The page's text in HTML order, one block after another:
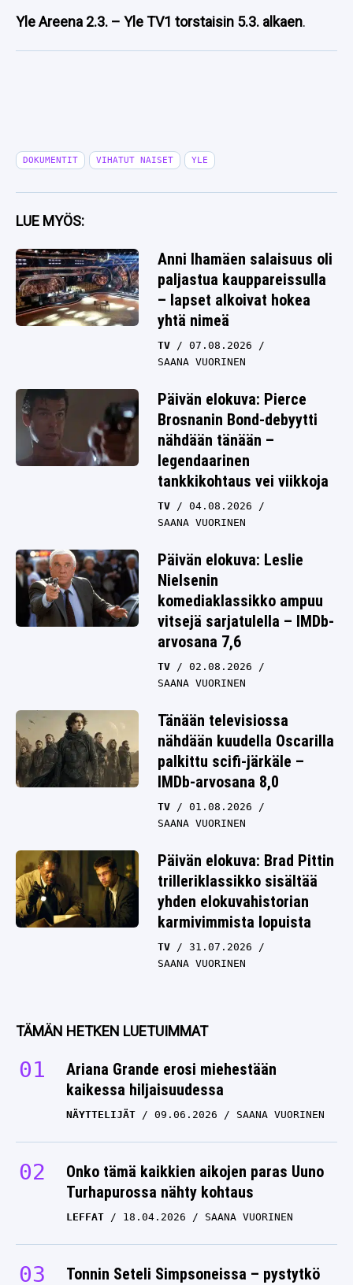
Yle Areena 2.3. – Yle TV1 torstaisin 5.3. alkaen.
DOKUMENTIT VIHATUT NAISET YLE
LUE MYÖS:
Anni Ihamäen salaisuus oli
paljastua kauppareissulla
– lapset alkoivat hokea
yhtä nimeä
TV
07.08.2026
SAANA VUORINEN
Päivän elokuva: Pierce
Brosnanin Bond-debyytti
nähdään tänään –
legendaarinen
tankkikohtaus vei viikkoja
TV
04.08.2026
SAANA VUORINEN
Päivän elokuva: Leslie
Nielsenin
komediaklassikko ampuu
vitsejä sarjatulella – IMDb-
arvosana 7,6
TV
02.08.2026
SAANA VUORINEN
Tänään televisiossa
nähdään kuudella Oscarilla
palkittu scifi-järkäle –
IMDb-arvosana 8,0
TV
01.08.2026
SAANA VUORINEN
Päivän elokuva: Brad Pittin
trilleriklassikko sisältää
yhden elokuvahistorian
karmivimmista lopuista
TV
31.07.2026
SAANA VUORINEN
TÄMÄN HETKEN LUETUIMMAT
Ariana Grande erosi miehestään
kaikessa hiljaisuudessa
NÄYTTELIJÄT 09.06.2026 SAANA VUORINEN
Onko tämä kaikkien aikojen paras Uuno
Turhapurossa nähty kohtaus
LEFFAT 18.04.2026 SAANA VUORINEN
Tonnin Seteli Simpsoneissa – pystytkö